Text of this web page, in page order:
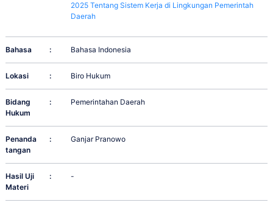
2025 Tentang Sistem Kerja di Lingkungan Pemerintah
Daerah
Bahasa : Bahasa Indonesia
Lokasi : Biro Hukum
Bidang
Hukum
: Pemerintahan Daerah
Penanda
tangan
: Ganjar Pranowo
Hasil Uji
Materi
: -